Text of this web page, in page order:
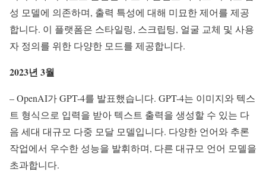
성 모델에 의존하며, 출력 특성에 대해 미묘한 제어를 제공
합니다. 이 플랫폼은 스타일링, 스크립팅, 얼굴 교체 및 사용
자 정의를 위한 다양한 모드를 제공합니다.
2023년 3월
– OpenAI가 GPT-4를 발표했습니다. GPT-4는 이미지와 텍스
트 형식으로 입력을 받아 텍스트 출력을 생성할 수 있는 다
음 세대 대규모 다중 모달 모델입니다. 다양한 언어와 추론
작업에서 우수한 성능을 발휘하며, 다른 대규모 언어 모델을
초과합니다.